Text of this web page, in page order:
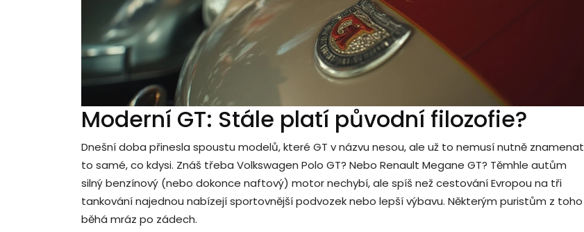
Moderní GT: Stále platí původní filozofie?
Dnešní doba přinesla spoustu modelů, které GT v názvu nesou, ale už to nemusí nutně znamenat
to samé, co kdysi. Znáš třeba Volkswagen Polo GT? Nebo Renault Megane GT? Těmhle autům
silný benzínový (nebo dokonce naftový) motor nechybí, ale spíš než cestování Evropou na tři
tankování najednou nabízejí sportovnější podvozek nebo lepší výbavu. Některým puristům z toho
běhá mráz po zádech.